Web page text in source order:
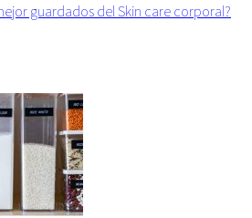
guardados del Skin care corporal?